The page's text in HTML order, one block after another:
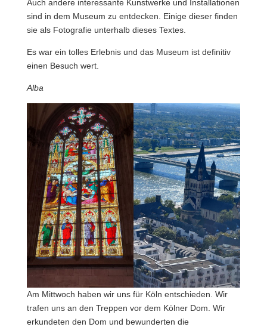
Auch andere interessante Kunstwerke und Installationen
sind in dem Museum zu entdecken. Einige dieser finden
sie als Fotografie unterhalb dieses Textes.
Es war ein tolles Erlebnis und das Museum ist definitiv
einen Besuch wert.
Alba
Am Mittwoch haben wir uns für Köln entschieden. Wir
trafen uns an den Treppen vor dem Kölner Dom. Wir
erkundeten den Dom und bewunderten die